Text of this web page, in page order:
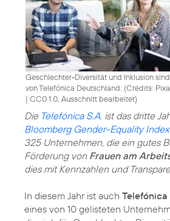
Geschlechter-Diversität und Inklusion
von Telefónica Deutschland. (Credits:
| CC0 1.0, Ausschnitt bearbeitet)
Die Telefónica S.A. ist das dritte
Bloomberg Gender-Equality Index
325 Unternehmen, die ein gutes
Förderung von Frauen am
dies mit Kennzahlen und
In diesem Jahr ist auch
eines von 10 gelisteten